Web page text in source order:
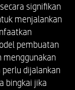
signifikan
menjalankan
pembuatan
menggunakan
perlu dijalankan
bingkai jika